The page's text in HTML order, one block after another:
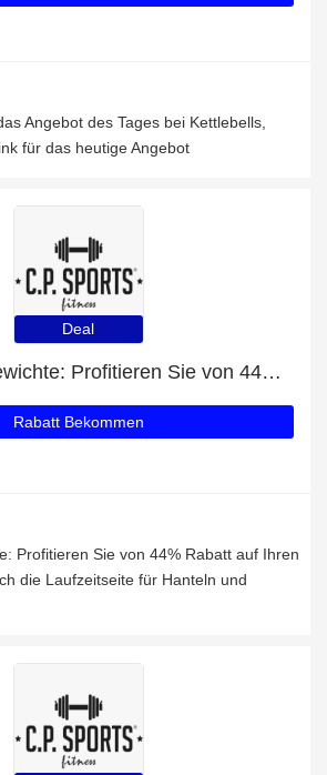
Angebot des Tages bei Kettlebells,
für das heutige Angebot
Deal
Hanteln und Gewichte: Profitieren Sie von 44% Rabatt auf Ihren Einkauf
Rabatt Bekommen
Profitieren Sie von 44% Rabatt auf Ihren
die Laufzeitseite für Hanteln und